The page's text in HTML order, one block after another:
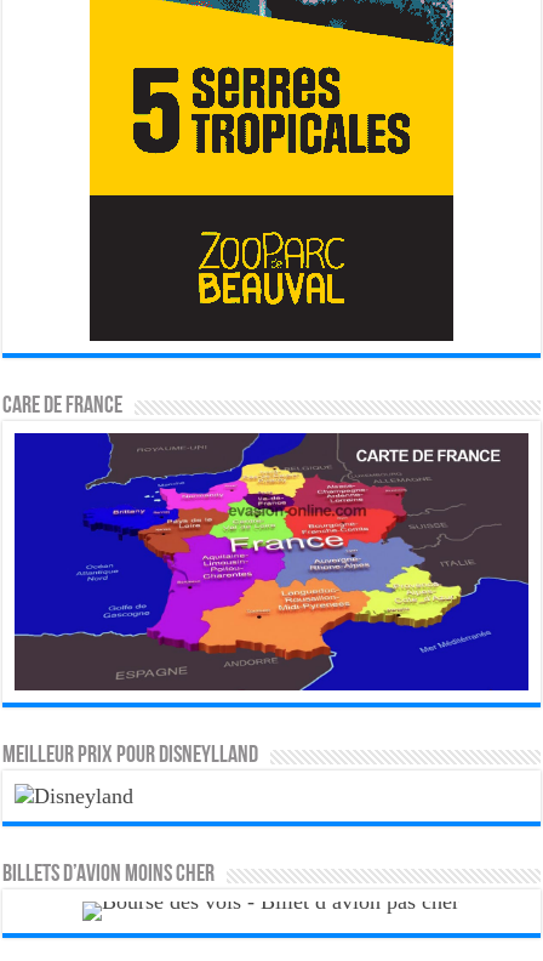
CARE DE FRANCE
MEILLEUR PRIX POUR DISNEYLLAND
Billets d’avion moins cher